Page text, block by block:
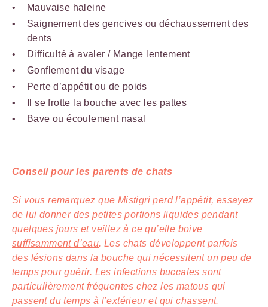
Mauvaise haleine
Saignement des gencives ou déchaussement des
dents
Difficulté à avaler / Mange lentement
Gonflement du visage
Perte d’appétit ou de poids
Il se frotte la bouche avec les pattes
Bave ou écoulement nasal
Conseil pour les parents de chats
Si vous remarquez que Mistigri perd l’appétit, essayez
de lui donner des petites portions liquides pendant
quelques jours et veillez à ce qu’elle boive
suffisamment d’eau. Les chats développent parfois
des lésions dans la bouche qui nécessitent un peu de
temps pour guérir. Les infections buccales sont
particulièrement fréquentes chez les matous qui
passent du temps à l’extérieur et qui chassent.